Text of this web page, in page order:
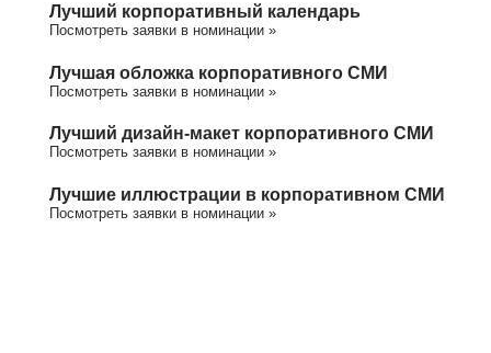
Лучший корпоративный календарь
Посмотреть заявки в номинации »
Лучшая обложка корпоративного СМИ
Посмотреть заявки в номинации »
Лучший дизайн-макет корпоративного СМИ
Посмотреть заявки в номинации »
Лучшие иллюстрации в корпоративном СМИ
Посмотреть заявки в номинации »